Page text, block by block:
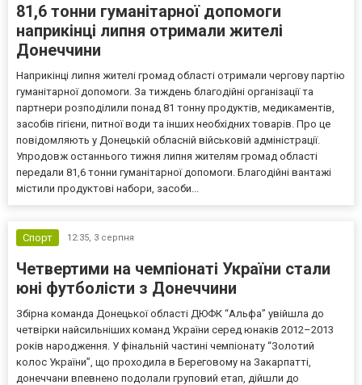
81,6 тонни гуманітарної допомоги
наприкінці липня отримали жителі
Донеччини
Наприкінці липня жителі громад області отримали чергову партію
гуманітарної допомоги. За тиждень благодійні організації та
партнери розподілили понад 81 тонну продуктів, медикаментів,
засобів гігієни, питної води та інших необхідних товарів. Про це
повідомляють у Донецькій обласній військовій адміністрації.
Упродовж останнього тижня липня жителям громад області
передали 81,6 тонни гуманітарної допомоги. Благодійні вантажі
містили продуктові набори, засоби...
Спорт 12:35, 3 серпня
Четвертими на чемпіонаті України стали
юні футболісти з Донеччини
Збірна команда Донецької області ДЮФК “Альфа” увійшла до
четвірки найсильніших команд України серед юнаків 2012–2013
років народження. У фінальній частині чемпіонату “Золотий
колос України”, що проходила в Береговому на Закарпатті,
донеччани впевнено подолали груповий етап, дійшли до